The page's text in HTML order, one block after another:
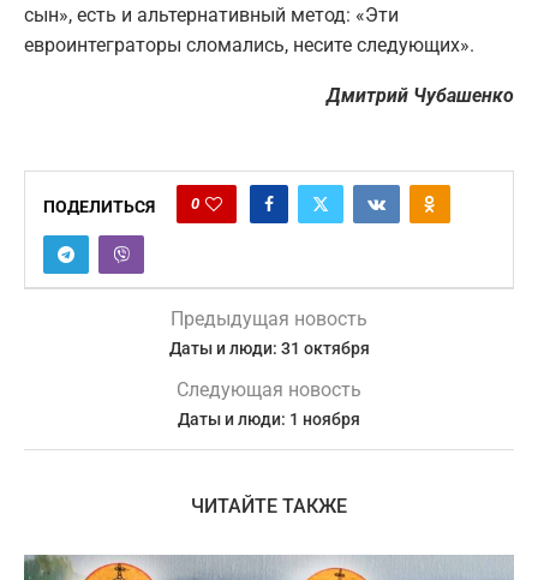
сын», есть и альтернативный метод: «Эти
евроинтеграторы сломались, несите следующих».
Дмитрий Чубашенко
ПОДЕЛИТЬСЯ 0
Предыдущая новость
Даты и люди: 31 октября
Следующая новость
Даты и люди: 1 ноября
ЧИТАЙТЕ ТАКЖЕ